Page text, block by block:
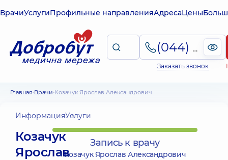
ВрачиУслугиПрофильные направленияАдресаЦены
(044) 495-2-888
Заказать звонок
Главная Врачи Козачук Ярослав Александрович
ИнформацияУслуги
Козачук
Ярослав
Запись к врачу
Козачук Ярослав Александрович